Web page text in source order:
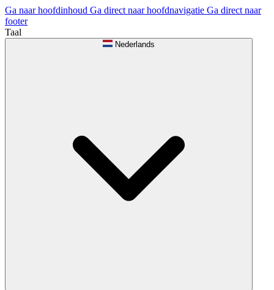
Ga naar hoofdinhoud Ga direct naar hoofdnavigatie Ga direct naar
footer
Taal
Nederlands